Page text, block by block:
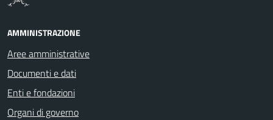
AMMINISTRAZIONE
Aree amministrative
Documenti e dati
Enti e fondazioni
Organi di governo